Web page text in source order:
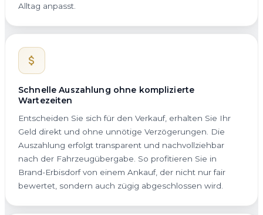
Alltag anpasst.
Schnelle Auszahlung ohne komplizierte
Wartezeiten
Entscheiden Sie sich für den Verkauf, erhalten Sie Ihr
Geld direkt und ohne unnötige Verzögerungen. Die
Auszahlung erfolgt transparent und nachvollziehbar
nach der Fahrzeugübergabe. So profitieren Sie in
Brand-Erbisdorf von einem Ankauf, der nicht nur fair
bewertet, sondern auch zügig abgeschlossen wird.